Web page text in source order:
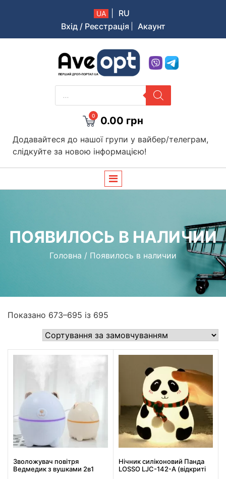
UA
RU
Вхід / Реєстрація
Акаунт
Aveopt – оптова дропшипінг платформа в Україні
PRODUCTS
SEARCH
0 0.00 грн
Додавайтеся до нашої групи у вайбер/телеграм,
слідкуйте за новою інформацією!
ПОЯВИЛОСЬ В НАЛИЧИИ
Головна / Появилось в наличии
Показано 673–695 із 695
Зволожувач повітря
Ведмедик з вушками 2в1
Нічник силіконовий Панда
LOSSO LJC-142-А (відкриті